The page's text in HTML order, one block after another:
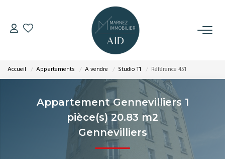
VENTES
LOCATIONS
GESTION
ESTIMATION
Accueil Appartements A vendre Studio T1 Référence 451
Appartement Gennevilliers 1
pièce(s) 20.83 m2
Gennevilliers